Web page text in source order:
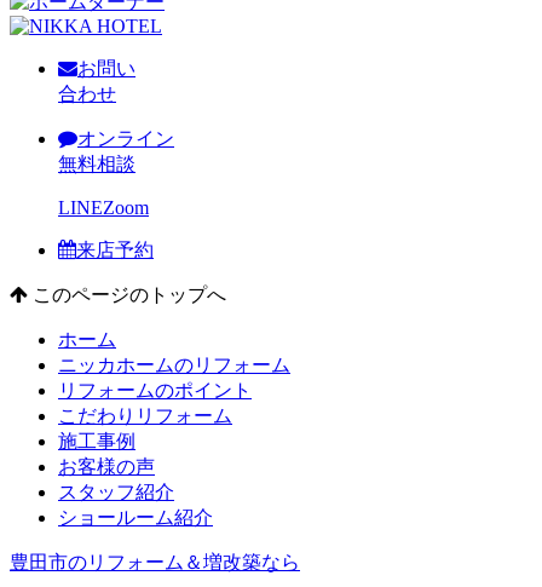
お問い
合わせ
オンライン
無料相談
LINEZoom
来店予約
このページのトップへ
ホーム
ニッカホームのリフォーム
リフォームのポイント
こだわりリフォーム
施工事例
お客様の声
スタッフ紹介
ショールーム紹介
豊田市のリフォーム＆増改築なら